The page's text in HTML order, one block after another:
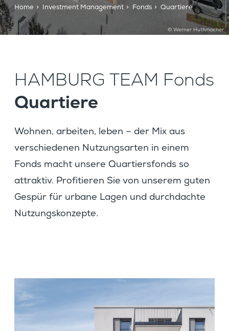
Home > Investment Management > Fonds > Quartiere
© Werner Huthmacher
HAMBURG TEAM Fonds
Quartiere
Wohnen, arbeiten, leben – der Mix aus
verschie­denen Nutzungs­arten in einem
Fonds macht unsere Quartiers­fonds so
attraktiv. Profi­tieren Sie von unserem guten
Gespür für urbane Lagen und durch­dachte
Nutzungskonzepte.